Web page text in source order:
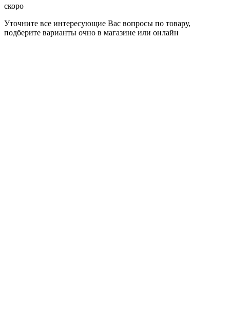
скоро
Уточните все интересующие Вас вопросы по товару,
подберите варианты очно в магазине или онлайн